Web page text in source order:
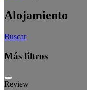
Alojamiento
Buscar
Más filtros
Review